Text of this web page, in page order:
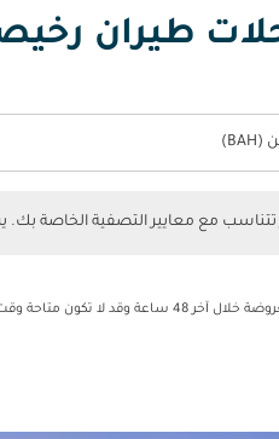
طيران
تتناسب مع معايير التصفية الخاصة
لا تكون متاحة وقت الحجز.